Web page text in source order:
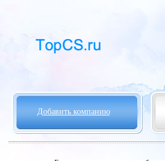
Добавить компанию